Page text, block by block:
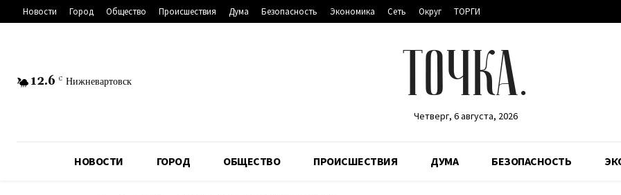
Новости Город Общество Происшествия Дума Безопасность Экономика Сеть Округ ТОРГИ
12.6 C Нижневартовск ТОЧКА.
Четверг, 6 августа, 2026
НОВОСТИ ГОРОД ОБЩЕСТВО ПРОИСШЕСТВИЯ ДУМА БЕЗОПАСНОСТЬ